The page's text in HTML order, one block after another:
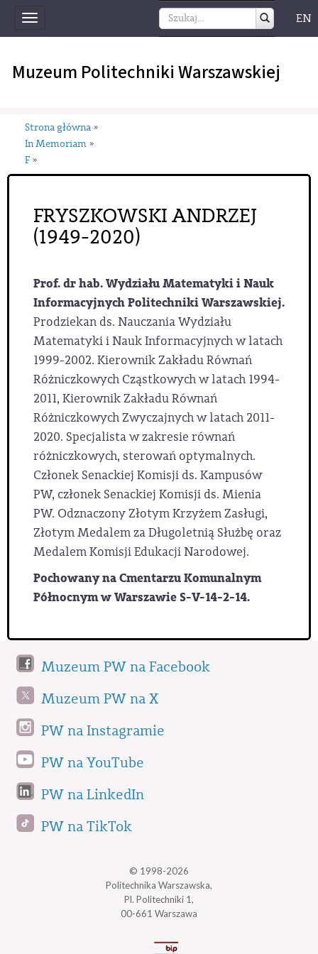
Toggle
navigation
EN
Muzeum Politechniki Warszawskiej
Strona główna »
In Memoriam »
F »
FRYSZKOWSKI ANDRZEJ
(1949-2020)
Prof. dr hab. Wydziału Matematyki i Nauk
Informacyjnych Politechniki Warszawskiej.
Prodziekan ds. Nauczania Wydziału
Matematyki i Nauk Informacyjnych w latach
1999-2002. Kierownik Zakładu Równań
Różniczkowych Cząstkowych w latach 1994-
2011, Kierownik Zakładu Równań
Różniczkowych Zwyczajnych w latach 2011-
2020. Specjalista w zakresie równań
różniczkowych, sterowań optymalnych.
Członek Senackiej Komisji ds. Kampusów
PW, członek Senackiej Komisji ds. Mienia
PW. Odznaczony Złotym Krzyżem Zasługi,
Złotym Medalem za Długoletnią Służbę oraz
Medalem Komisji Edukacji Narodowej.
Pochowany na Cmentarzu Komunalnym
Północnym w Warszawie S-V-14-2-14.
Muzeum PW na Facebook
Muzeum PW na X
PW na Instagramie
PW na YouTube
PW na LinkedIn
PW na TikTok
© 1998-2026
Politechnika Warszawska,
Pl. Politechniki 1,
00-661 Warszawa